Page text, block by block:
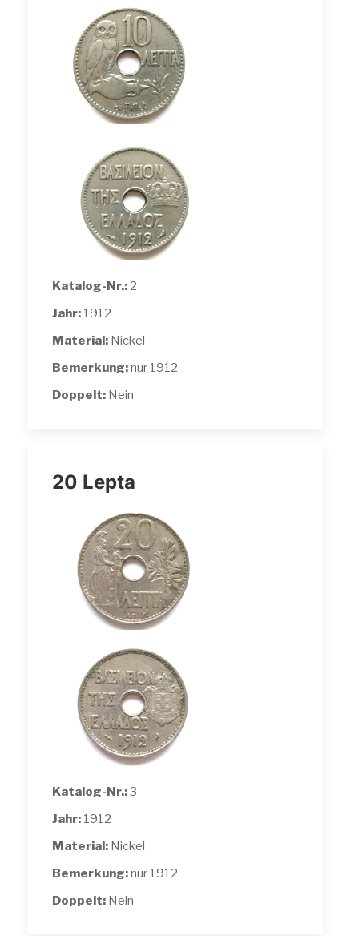
Katalog-Nr.: 2
Jahr: 1912
Material: Nickel
Bemerkung:nur 1912
Doppelt: Nein
20 Lepta
Katalog-Nr.:3
Jahr: 1912
Material: Nickel
Bemerkung:nur 1912
Doppelt: Nein